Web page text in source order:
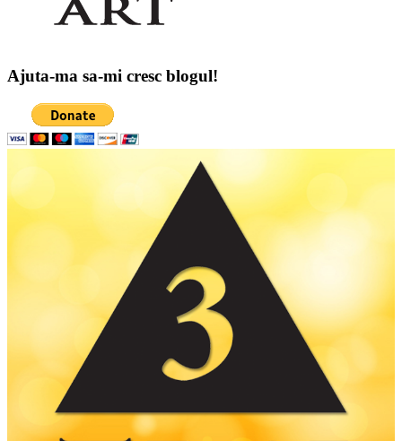
Ajuta-ma sa-mi cresc blogul!